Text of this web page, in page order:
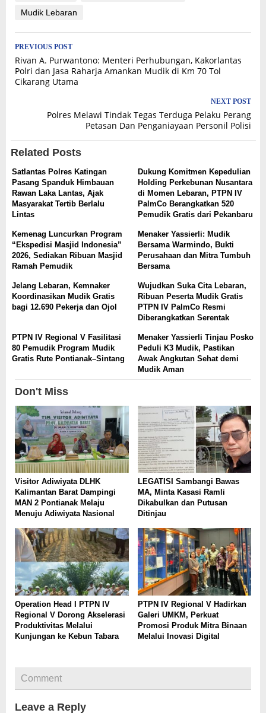
Mudik Lebaran
Post
navigation
PREVIOUS POST
Rivan A. Purwantono: Menteri Perhubungan, Kakorlantas
Polri dan Jasa Raharja Amankan Mudik di Km 70 Tol
Cikarang Utama
NEXT POST
Polres Melawi Tindak Tegas Terduga Pelaku Perang
Petasan Dan Penganiayaan Personil Polisi
Related Posts
Satlantas Polres Katingan
Pasang Spanduk Himbauan
Rawan Laka Lantas, Ajak
Masyarakat Tertib Berlalu
Lintas
Dukung Komitmen Kepedulian
Holding Perkebunan Nusantara
di Momen Lebaran, PTPN IV
PalmCo Berangkatkan 520
Pemudik Gratis dari Pekanbaru
Kemenag Luncurkan Program
“Ekspedisi Masjid Indonesia”
2026, Sediakan Ribuan Masjid
Ramah Pemudik
Menaker Yassierli: Mudik
Bersama Warmindo, Bukti
Perusahaan dan Mitra Tumbuh
Bersama
Jelang Lebaran, Kemnaker
Koordinasikan Mudik Gratis
bagi 12.690 Pekerja dan Ojol
Wujudkan Suka Cita Lebaran,
Ribuan Peserta Mudik Gratis
PTPN IV PalmCo Resmi
Diberangkatkan Serentak
PTPN IV Regional V Fasilitasi
80 Pemudik Program Mudik
Gratis Rute Pontianak–Sintang
Menaker Yassierli Tinjau Posko
Peduli K3 Mudik, Pastikan
Awak Angkutan Sehat demi
Mudik Aman
Don't Miss
Visitor Adiwiyata DLHK
Kalimantan Barat Dampingi
MAN 2 Pontianak Melaju
Menuju Adiwiyata Nasional
LEGATISI Sambangi Bawas
MA, Minta Kasasi Ramli
Dikabulkan dan Putusan
Ditinjau
Operation Head I PTPN IV
Regional V Dorong Akselerasi
Produktivitas Melalui
Kunjungan ke Kebun Tabara
PTPN IV Regional V Hadirkan
Galeri UMKM, Perkuat
Promosi Produk Mitra Binaan
Melalui Inovasi Digital
Comment
Leave a Reply